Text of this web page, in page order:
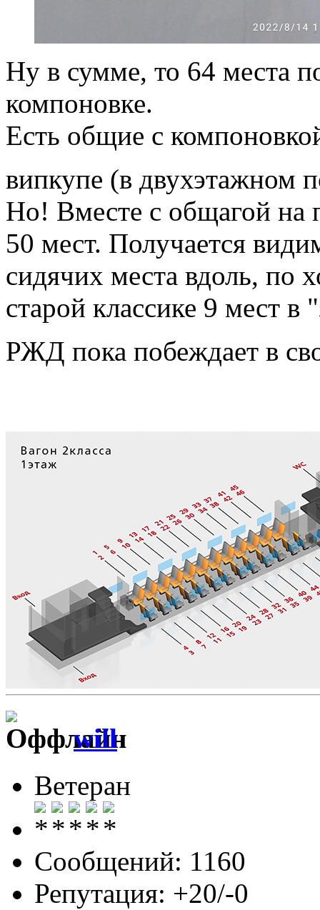
Ну в сумме, то 64 места
компоновке.
Есть общие с
випкупе (в двухэтажном
Но! Вместе с общагой на
50 мест. Получается
сидячих места вдоль, по
старой классике 9 мест в
РЖД пока побеждает в
will
Ветеран
Сообщений: 1160
Репутация: +20/-0